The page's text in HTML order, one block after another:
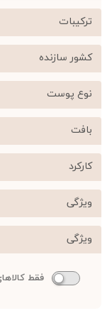
ترکیبات
کشور سازنده
نوع پوست
بافت
کارکرد
ویژگی
ویژگی
فقط